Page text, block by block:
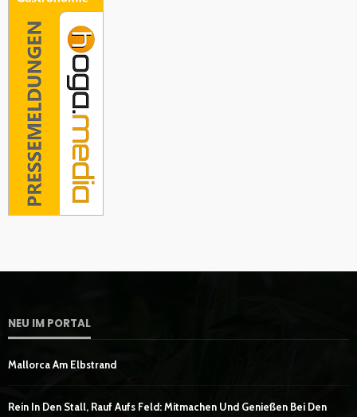
NEU IM PORTAL
Mallorca Am Elbstrand
Rein In Den Stall, Rauf Aufs Feld: Mitmachen Und Genießen Bei Den